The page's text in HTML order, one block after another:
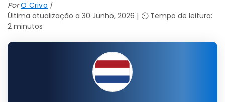
PorO Crivo
Última atualização a 30 Junho, 2026
⏲️ Tempo de leitura:
2 minutos